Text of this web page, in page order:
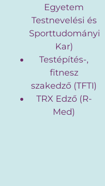
Egyetem
Testnevelési és
Sporttudományi
Kar)
Testépítés-,
fitnesz
szakedző (TFTI)
TRX Edző (R-
Med)